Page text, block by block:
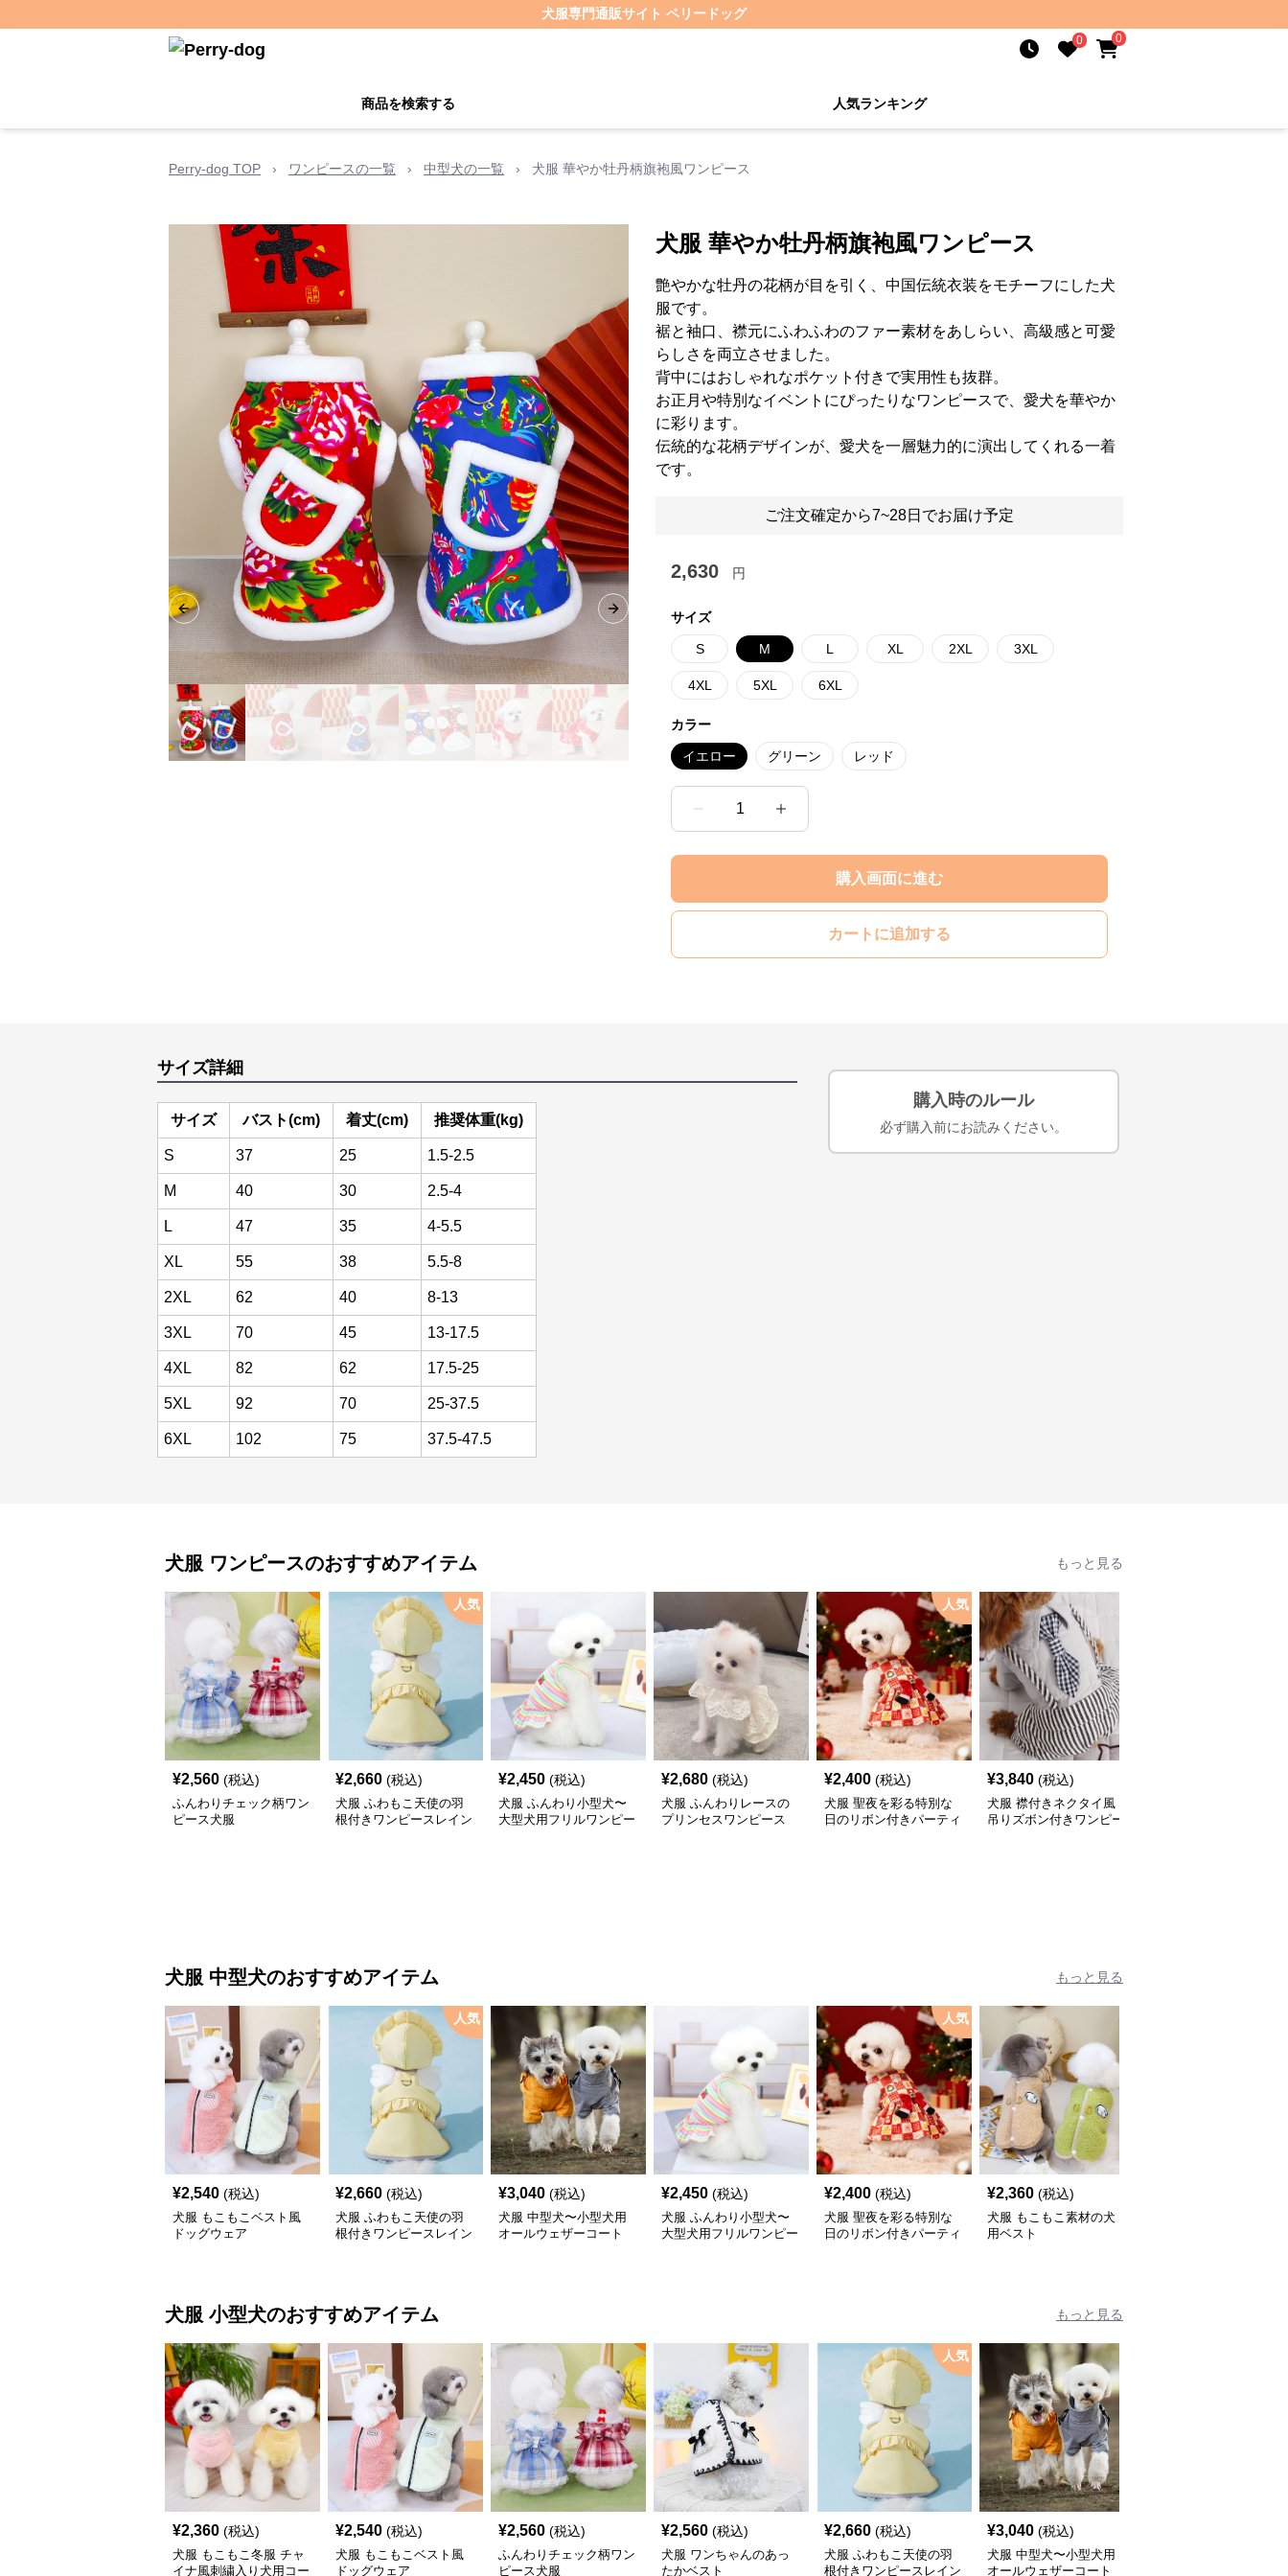
犬服専門通販サイト ペリードッグ
0 0
商品を検索する 人気ランキング
Perry-dog TOP › ワンピースの一覧 › 中型犬の一覧 › 犬服 華やか牡丹柄旗袍風ワンピース
Previous slide Next slide
犬服 華やか牡丹柄旗袍風ワンピース
艶やかな牡丹の花柄が目を引く、中国伝統衣装をモチーフにした犬
服です。
裾と袖口、襟元にふわふわのファー素材をあしらい、高級感と可愛
らしさを両立させました。
背中にはおしゃれなポケット付きで実用性も抜群。
お正月や特別なイベントにぴったりなワンピースで、愛犬を華やか
に彩ります。
伝統的な花柄デザインが、愛犬を一層魅力的に演出してくれる一着
です。
ご注文確定から7~28日でお届け予定
2,630 円
サイズ
S M L XL 2XL 3XL
4XL 5XL 6XL
カラー
イエロー グリーン レッド
1
購入画面に進む
カートに追加する
サイズ詳細
サイズ バスト(cm) 着丈(cm) 推奨体重(kg)
S 37 25 1.5-2.5
M 40 30 2.5-4
L 47 35 4-5.5
XL 55 38 5.5-8
2XL 62 40 8-13
3XL 70 45 13-17.5
4XL 82 62 17.5-25
5XL 92 70 25-37.5
6XL 102 75 37.5-47.5
購入時のルール
必ず購入前にお読みください。
犬服 ワンピースのおすすめアイテム もっと見る
¥2,560 (税込)
ふんわりチェック柄ワン
ピース犬服
人気
¥2,660 (税込)
犬服 ふわもこ天使の羽
根付きワンピースレイン
¥2,450 (税込)
犬服 ふんわり小型犬〜
大型犬用フリルワンピー
¥2,680 (税込)
犬服 ふんわりレースの
プリンセスワンピース
人気
¥2,400 (税込)
犬服 聖夜を彩る特別な
日のリボン付きパーティ
¥3,840 (税込)
犬服 襟付きネクタイ風
吊りズボン付きワンピー
犬服 中型犬のおすすめアイテム もっと見る
¥2,540 (税込)
犬服 もこもこベスト風
ドッグウェア
人気
¥2,660 (税込)
犬服 ふわもこ天使の羽
根付きワンピースレイン
¥3,040 (税込)
犬服 中型犬〜小型犬用
オールウェザーコート
¥2,450 (税込)
犬服 ふんわり小型犬〜
大型犬用フリルワンピー
人気
¥2,400 (税込)
犬服 聖夜を彩る特別な
日のリボン付きパーティ
¥2,360 (税込)
犬服 もこもこ素材の犬
用ベスト
犬服 小型犬のおすすめアイテム もっと見る
¥2,360 (税込)
犬服 もこもこ冬服 チャ
イナ風刺繍入り犬用コー
¥2,540 (税込)
犬服 もこもこベスト風
ドッグウェア
¥2,560 (税込)
ふんわりチェック柄ワン
ピース犬服
¥2,560 (税込)
犬服 ワンちゃんのあっ
たかベスト
人気
¥2,660 (税込)
犬服 ふわもこ天使の羽
根付きワンピースレイン
¥3,040 (税込)
犬服 中型犬〜小型犬用
オールウェザーコート